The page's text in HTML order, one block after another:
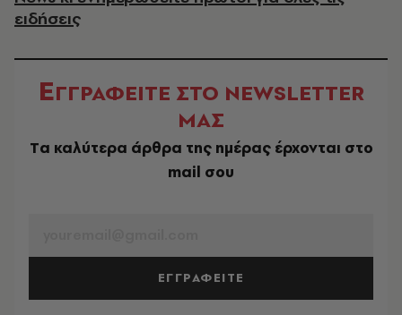
ειδήσεις
ΕΓΓΡΑΦΕΙΤΕ ΣΤΟ NEWSLETTER
ΜΑΣ
Tα καλύτερα άρθρα της ημέρας έρχονται στο
mail σου
ΕΓΓΡΑΦΕΙΤΕ